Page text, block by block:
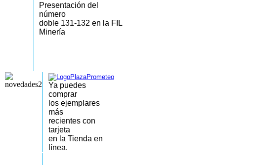
Presentación del
número
doble 131-132 en la FIL
Minería
Ya puedes
comprar
los ejemplares
más
recientes con
tarjeta
en la Tienda en
línea.